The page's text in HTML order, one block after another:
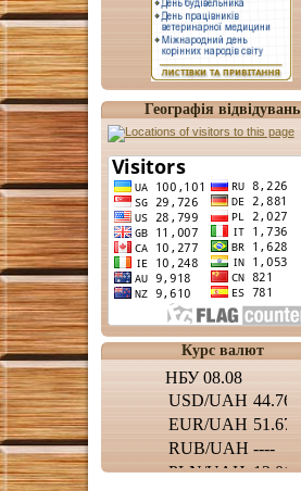
Географія відвідувань
Курс валют